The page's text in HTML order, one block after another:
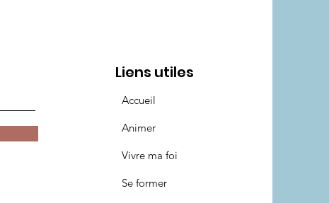
Liens utiles
Accueil
Animer
Vivre ma foi
Se former